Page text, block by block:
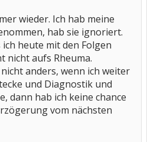
wieder. Ich hab meine
hab sie ignoriert.
heute mit den Folgen
nicht aufs Rheuma.
anders, wenn ich weiter
und Diagnostik und
dann hab ich keine chance
vom nächsten